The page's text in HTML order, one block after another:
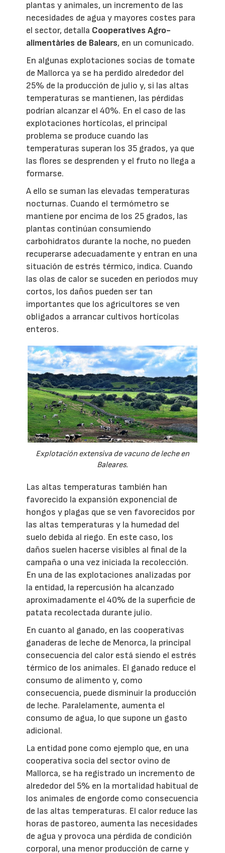
plantas y animales, un incremento de las
necesidades de agua y mayores costes para
el sector, detalla Cooperatives Agro-
alimentàries de Balears, en un comunicado.
En algunas explotaciones socias de tomate
de Mallorca ya se ha perdido alrededor del
25% de la producción de julio y, si las altas
temperaturas se mantienen, las pérdidas
podrían alcanzar el 40%. En el caso de las
explotaciones hortícolas, el principal
problema se produce cuando las
temperaturas superan los 35 grados, ya que
las flores se desprenden y el fruto no llega a
formarse.
A ello se suman las elevadas temperaturas
nocturnas. Cuando el termómetro se
mantiene por encima de los 25 grados, las
plantas continúan consumiendo
carbohidratos durante la noche, no pueden
recuperarse adecuadamente y entran en una
situación de estrés térmico, indica. Cuando
las olas de calor se suceden en periodos muy
cortos, los daños pueden ser tan
importantes que los agricultores se ven
obligados a arrancar cultivos hortícolas
enteros.
Explotación extensiva de vacuno de leche en
Baleares.
Las altas temperaturas también han
favorecido la expansión exponencial de
hongos y plagas que se ven favorecidos por
las altas temperaturas y la humedad del
suelo debida al riego. En este caso, los
daños suelen hacerse visibles al final de la
campaña o una vez iniciada la recolección.
En una de las explotaciones analizadas por
la entidad, la repercusión ha alcanzado
aproximadamente el 40% de la superficie de
patata recolectada durante julio.
En cuanto al ganado, en las cooperativas
ganaderas de leche de Menorca, la principal
consecuencia del calor está siendo el estrés
térmico de los animales. El ganado reduce el
consumo de alimento y, como
consecuencia, puede disminuir la producción
de leche. Paralelamente, aumenta el
consumo de agua, lo que supone un gasto
adicional.
La entidad pone como ejemplo que, en una
cooperativa socia del sector ovino de
Mallorca, se ha registrado un incremento de
alrededor del 5% en la mortalidad habitual de
los animales de engorde como consecuencia
de las altas temperaturas. El calor reduce las
horas de pastoreo, aumenta las necesidades
de agua y provoca una pérdida de condición
corporal, una menor producción de carne y